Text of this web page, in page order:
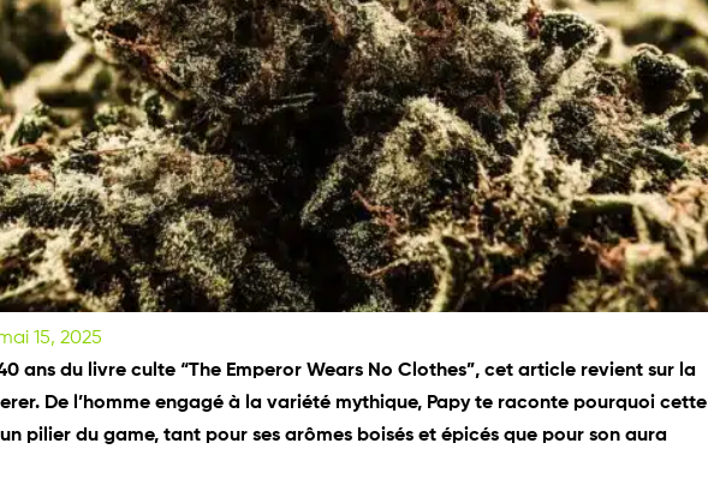
15, 2025
ans du livre culte “The Emperor Wears No Clothes”, cet article revient sur la
De l’homme engagé à la variété mythique, Papy te raconte pourquoi cette
pilier du game, tant pour ses arômes boisés et épicés que pour son aura